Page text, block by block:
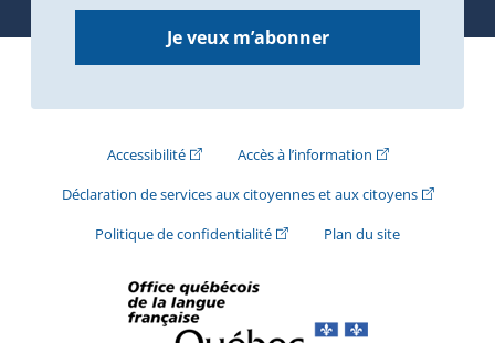
Je veux m’abonner
Accessibilité(Cet hyperlien externe s'ouvrira dans une
Accès à l’information(Cet hyperlien
Déclaration de services aux citoyennes et aux citoyens(Cet
Politique de confidentialité(Cet hyperlien externe s'ouvrira
Plan du site